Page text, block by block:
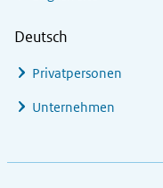
Deutsch
Privatpersonen
Unternehmen